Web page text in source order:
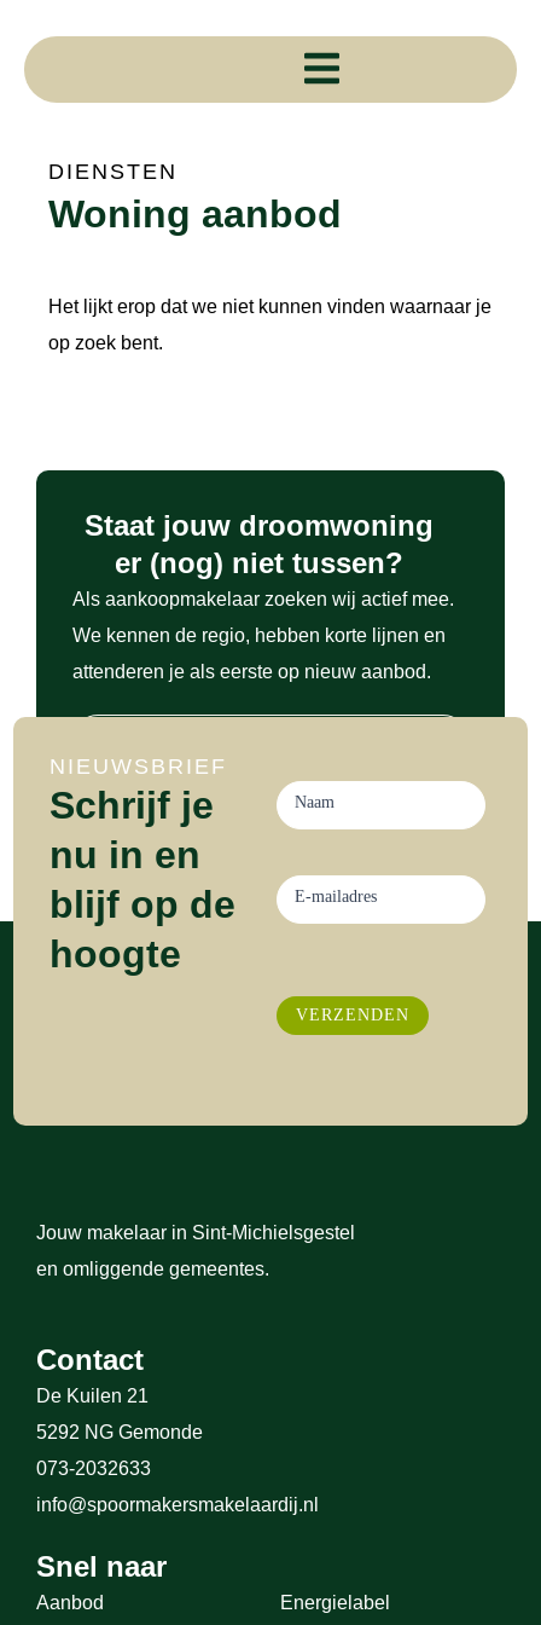
naar
inhoud
DIENSTEN
Woning aanbod
Het lijkt erop dat we niet kunnen vinden waarnaar je
op zoek bent.
Staat jouw droomwoning
er (nog) niet tussen?
Als aankoopmakelaar zoeken wij actief mee.
We kennen de regio, hebben korte lijnen en
attenderen je als eerste op nieuw aanbod.
NIEUWSBRIEF
Schrijf je
nu in en
blijf op de
hoogte
aanmelding
Naam
E-mailadres
VERZENDEN
Jouw makelaar in Sint-Michielsgestel
en omliggende gemeentes.
Contact
De Kuilen 21
5292 NG Gemonde
073-2032633
info@spoormakersmakelaardij.nl
Snel naar
Aanbod Energielabel